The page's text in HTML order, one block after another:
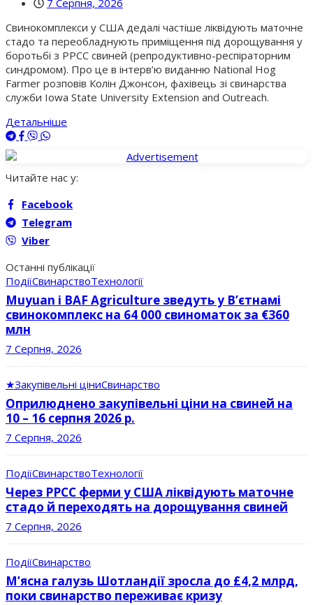
7 Серпня, 2026
Свинокомплекси у США дедалі частіше ліквідують маточне
стадо та переобладнують приміщення під дорощування у
боротьбі з РРСС свиней (репродуктивно-респіраторним
синдромом). Про це в інтерв’ю виданню National Hog
Farmer розповів Колін Джонсон, фахівець зі свинарства
служби Iowa State University Extension and Outreach.
Детальніше
Читайте нас у:
Facebook
Telegram
Viber
Останні публікації
ПодіїСвинарствоТехнології
Muyuan і BAF Agriculture зведуть у В’єтнамі
свинокомплекс на 64 000 свиноматок за €360
млн
7 Серпня, 2026
★Закупівельні ціниСвинарство
Оприлюднено закупівельні ціни на свиней на
10 – 16 серпня 2026 р.
7 Серпня, 2026
ПодіїСвинарствоТехнології
Через РРСС ферми у США ліквідують маточне
стадо й переходять на дорощування свиней
7 Серпня, 2026
ПодіїСвинарство
М’ясна галузь Шотландії зросла до £4,2 млрд,
поки свинарство переживає кризу